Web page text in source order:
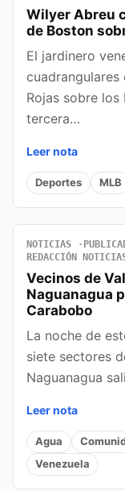
Wilyer Abreu
de Boston
El jardinero
Rojas sobre los
tercera…
Leer nota
Deportes MLB
NOTICIAS
REDACCIÓN
Vecinos de
Naguanagua
Carabobo
La noche de
siete sectores
Naguanagua
Leer nota
Agua
Venezuela